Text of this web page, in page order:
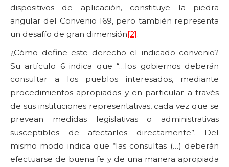
dispositivos de aplicación, constituye la piedra
angular del Convenio 169, pero también representa
un desafío de gran dimensión[2].
¿Cómo define este derecho el indicado convenio?
Su artículo 6 indica que “…los gobiernos deberán
consultar a los pueblos interesados, mediante
procedimientos apropiados y en particular a través
de sus instituciones representativas, cada vez que se
prevean medidas legislativas o administrativas
susceptibles de afectarles directamente”. Del
mismo modo indica que “las consultas (…) deberán
efectuarse de buena fe y de una manera apropiada